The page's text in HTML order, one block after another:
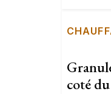
coté